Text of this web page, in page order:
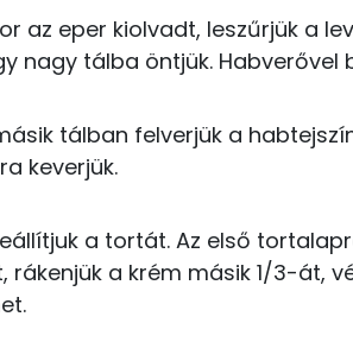
cukor
víz
só
TOP ásványi anyagok
Foszfor
Nátrium
Magnézium
az eper kiolvadt, leszűrjük a
nagy tálba öntjük.
tálban felverjük a
keverjük.
a tortát. Az első
rákenjük a krém másik 1/3-át,